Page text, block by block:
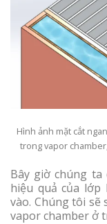
Hình ảnh mặt cắt
trong vapor
Bây giờ chúng
hiệu quả của
vào. Chúng tôi sẽ
vapor chamber ở